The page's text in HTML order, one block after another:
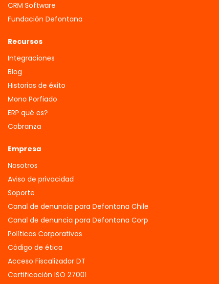
CRM Software
Fundación Defontana
Recursos
Integraciones
Blog
Historias de éxito
Mono Porfiado
ERP qué es?
Cobranza
Empresa
Nosotros
Aviso de privacidad
Soporte
Canal de denuncia para Defontana Chile
Canal de denuncia para Defontana Corp
Políticas Corporativas
Código de ética
Acceso Fiscalizador DT
Certificación ISO 27001